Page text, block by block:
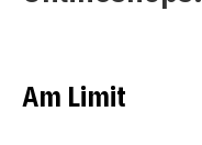
Am Limit